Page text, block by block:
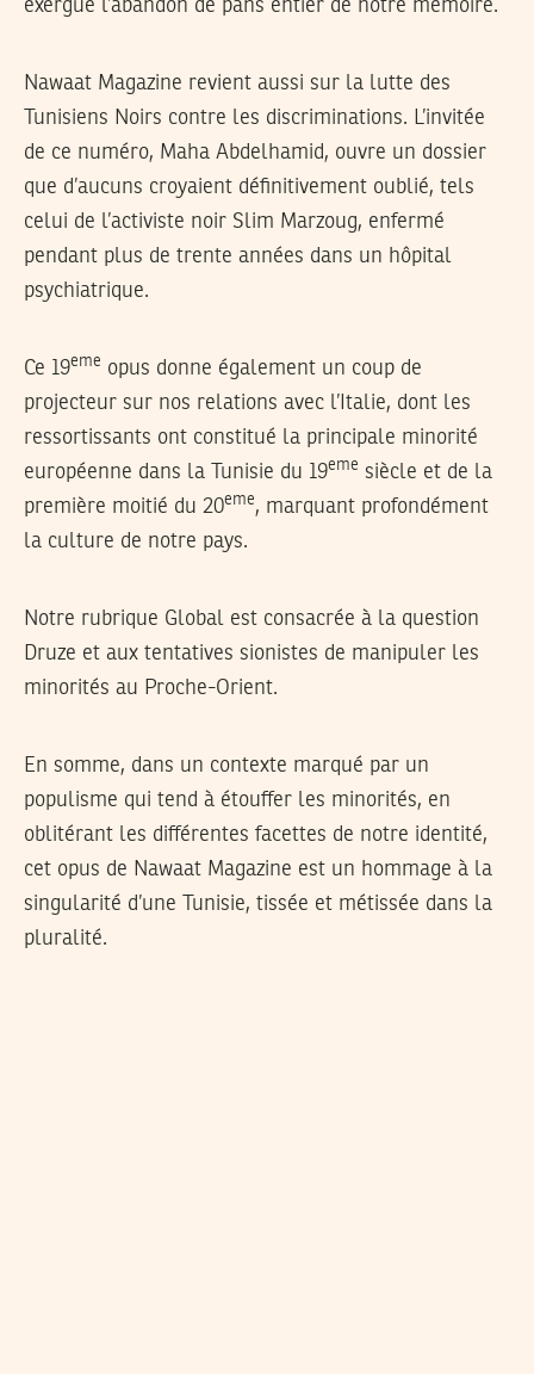
exergue l’abandon de pans entier de notre mémoire.
Nawaat Magazine revient aussi sur la lutte des
Tunisiens Noirs contre les discriminations. L’invitée
de ce numéro, Maha Abdelhamid, ouvre un dossier
que d’aucuns croyaient définitivement oublié, tels
celui de l’activiste noir Slim Marzoug, enfermé
pendant plus de trente années dans un hôpital
psychiatrique.
Ce 19eme opus donne également un coup de
projecteur sur nos relations avec l’Italie, dont les
ressortissants ont constitué la principale minorité
européenne dans la Tunisie du 19eme siècle et de la
première moitié du 20eme, marquant profondément
la culture de notre pays.
Notre rubrique Global est consacrée à la question
Druze et aux tentatives sionistes de manipuler les
minorités au Proche-Orient.
En somme, dans un contexte marqué par un
populisme qui tend à étouffer les minorités, en
oblitérant les différentes facettes de notre identité,
cet opus de Nawaat Magazine est un hommage à la
singularité d’une Tunisie, tissée et métissée dans la
pluralité.